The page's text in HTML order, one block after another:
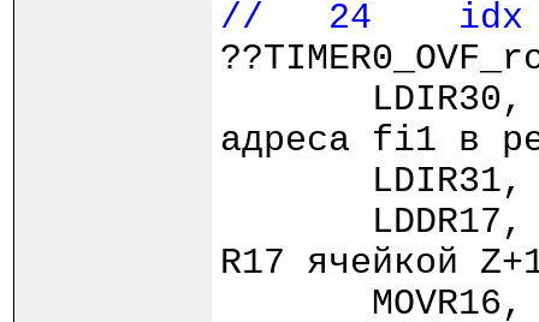
// 24 idx =
адреса fi1 в
R17 ячейкой